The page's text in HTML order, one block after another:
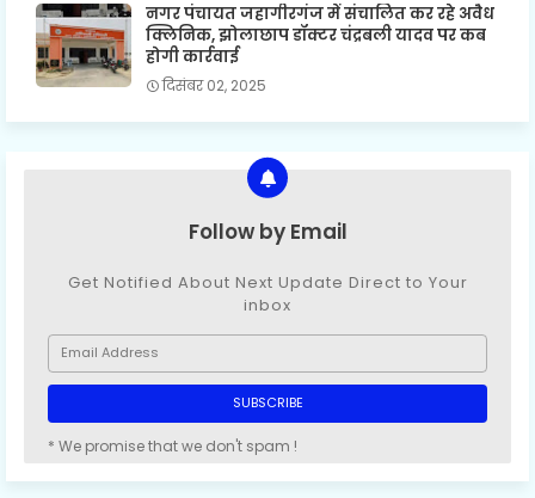
नगर पंचायत जहागीरगंज में संचालित कर रहे अवैध
क्लिनिक, झोलाछाप डॉक्टर चंद्रबली यादव पर कब
होगी कार्रवाई
दिसंबर 02, 2025
Follow by Email
Get Notified About Next Update Direct to Your
inbox
* We promise that we don't spam !